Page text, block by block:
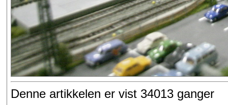
Denne artikkelen er vist 34013 ganger